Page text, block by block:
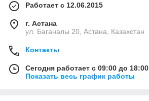
Работает с 12.06.2015
г. Астана
ул. Баганалы 20, Астана, Казахстан
Контакты
Сегодня работает с 09:00 до 18:00
Показать весь график работы